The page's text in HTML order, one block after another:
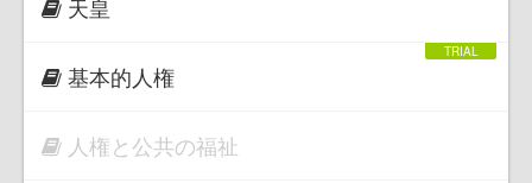
天皇
基本的人権
人権と公共の福祉